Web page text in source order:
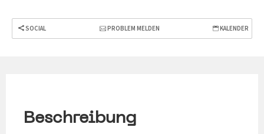
SOCIAL PROBLEM MELDEN KALENDER
Beschreibung